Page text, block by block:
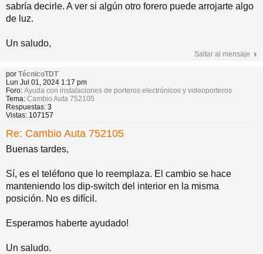
sabría decirle. A ver si algún otro forero puede arrojarte algo
de luz.
Un saludo,
Saltar al mensaje
por TécnicoTDT
Lun Jul 01, 2024 1:17 pm
Foro: Ayuda con instalaciones de porteros electrónicos y videoporteros
Tema: Cambio Auta 752105
Respuestas: 3
Vistas: 107157
Re: Cambio Auta 752105
Buenas tardes,
Sí, es el teléfono que lo reemplaza. El cambio se hace
manteniendo los dip-switch del interior en la misma
posición. No es difícil.
Esperamos haberte ayudado!
Un saludo.